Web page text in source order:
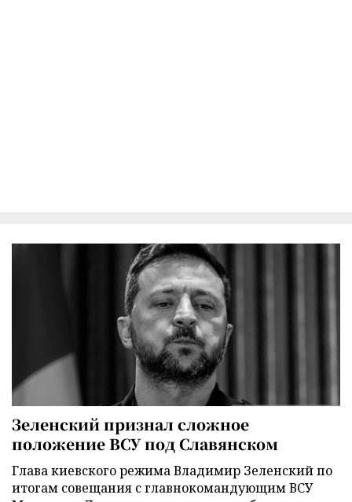
Зеленский признал сложное
положение ВСУ под Славянском
Глава киевского режима Владимир Зеленский по
итогам совещания с главнокомандующим ВСУ